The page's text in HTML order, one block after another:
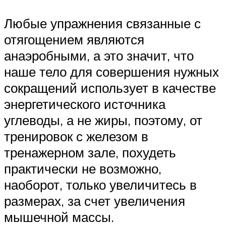
Любые упражнения связанные с
отягощением являются
анаэробными, а это значит, что
наше тело для совершения нужных
сокращений использует в качестве
энергетического источника
углеводы, а не жиры, поэтому, от
тренировок с железом в
тренажерном зале, похудеть
практически не возможно,
наоборот, только увеличитесь в
размерах, за счет увеличения
мышечной массы.